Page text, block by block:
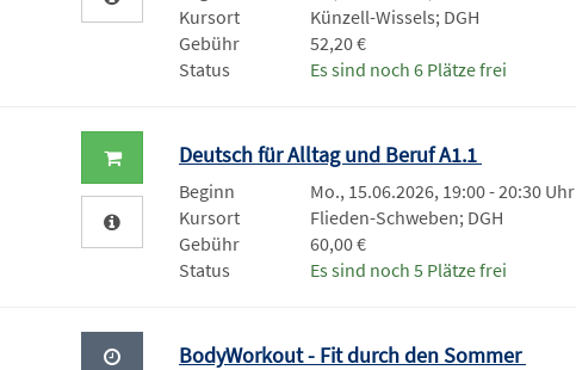
Kursort
Künzell-Wissels; DGH
Gebühr
52,20 €
Status
Es sind noch 6 Plätze frei
Deutsch für Alltag und Beruf A1.1
Beginn
Mo., 15.06.2026, 19:00 - 20:30 Uhr
Kursort
Flieden-Schweben; DGH
Gebühr
60,00 €
Status
Es sind noch 5 Plätze frei
BodyWorkout - Fit durch den Sommer